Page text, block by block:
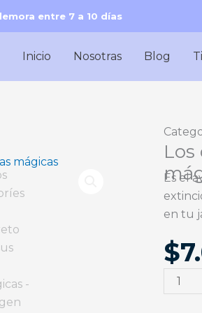
entre 7 a 10 días
Inicio Nosotras Blog
Los
Es el
en tu
$
Los